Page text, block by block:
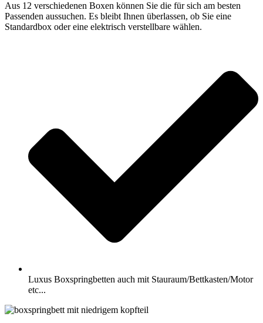
Aus 12 verschiedenen Boxen können Sie die für sich am besten
Passenden aussuchen. Es bleibt Ihnen überlassen, ob Sie eine
Standardbox oder eine elektrisch verstellbare wählen.
Luxus Boxspringbetten auch mit Stauraum/Bettkasten/Motor
etc...